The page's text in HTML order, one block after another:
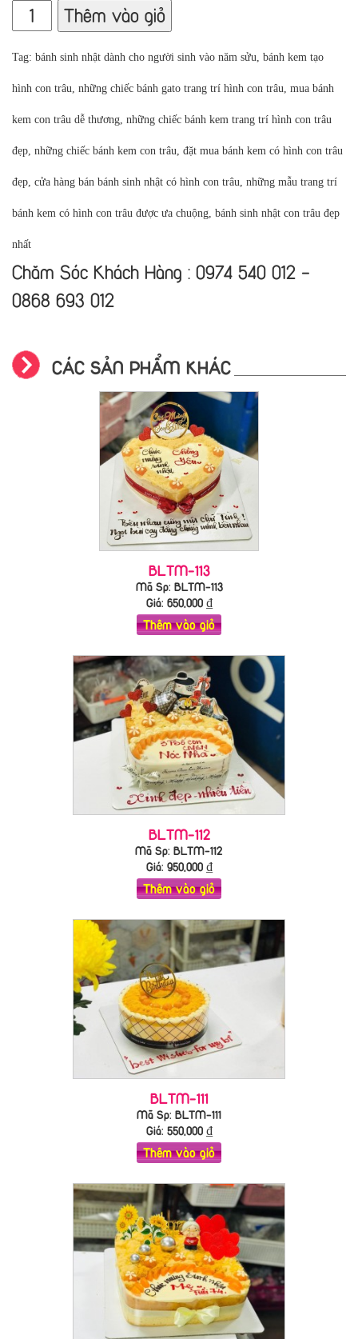
Thêm vào giỏ
Tag: bánh sinh nhật dành cho người sinh vào năm sửu, bánh kem tạo
hình con trâu, những chiếc bánh gato trang trí hình con trâu, mua bánh
kem con trâu dễ thương, những chiếc bánh kem trang trí hình con trâu
đẹp, những chiếc bánh kem con trâu, đặt mua bánh kem có hình con trâu
đẹp, cửa hàng bán bánh sinh nhật có hình con trâu, những mẫu trang trí
bánh kem có hình con trâu được ưa chuộng, bánh sinh nhật con trâu đẹp
nhất
Chăm Sóc Khách Hàng : 0974 540 012 -
0868 693 012
CÁC SẢN PHẨM KHÁC
BLTM-113
Mã Sp: BLTM-113
Giá: 650,000₫
Thêm vào giỏ
BLTM-112
Mã Sp: BLTM-112
Giá: 950,000₫
Thêm vào giỏ
BLTM-111
Mã Sp: BLTM-111
Giá: 550,000₫
Thêm vào giỏ